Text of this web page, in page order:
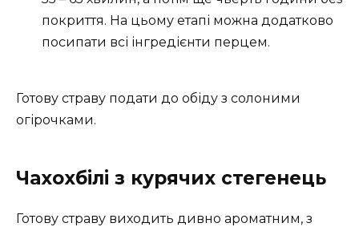
покриття. На цьому етапі можна додатково
посипати всі інгредієнти перцем.
Готову страву подати до обіду з солоними
огірочками.
Чахохбілі з курячих стегенець
Готову страву виходить дивно ароматним, з